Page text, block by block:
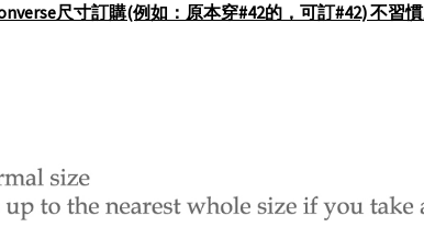
尺寸訂購(例如：原本穿#42的，可訂#42) 不習